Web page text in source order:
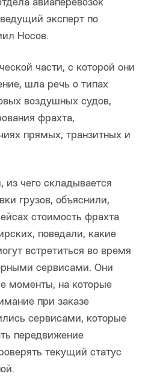
авиаперевозок
эксперт по
Носов.
части, с которой они
шла речь о типах
воздушных судов,
фрахта,
прямых, транзитных и
из чего складывается
грузов, объяснили,
стоимость фрахта
поведали, какие
встретиться во время
сервисами. Они
моменты, на которые
при заказе
сервисами, которые
передвижение
текущий статус